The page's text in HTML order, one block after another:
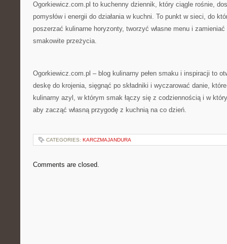
Ogorkiewicz.com.pl to kuchenny dziennik, który ciągle rośnie,
pomysłów i energii do działania w kuchni. To punkt w sieci, do
poszerzać kulinarne horyzonty, tworzyć własne menu i zamieniać
smakowite przeżycia.
Ogorkiewicz.com.pl – blog kulinarny pełen smaku i inspiracji to
deskę do krojenia, sięgnąć po składniki i wyczarować danie,
kulinarny azyl, w którym smak łączy się z codziennością i w
aby zacząć własną przygodę z kuchnią na co dzień.
CATEGORIES: KARCZMAJANDURA
Comments are closed.